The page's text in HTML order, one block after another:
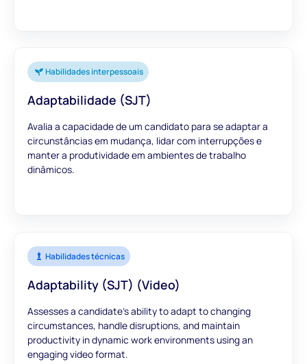
Habilidades interpessoais
Adaptabilidade (SJT)
Avalia a capacidade de um candidato para se adaptar a
circunstâncias em mudança, lidar com interrupções e
manter a produtividade em ambientes de trabalho
dinâmicos.
Habilidades técnicas
Adaptability (SJT) (Video)
Assesses a candidate's ability to adapt to changing
circumstances, handle disruptions, and maintain
productivity in dynamic work environments using an
engaging video format.